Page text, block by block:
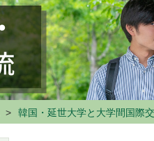
韓国・延世大学と大学間国際